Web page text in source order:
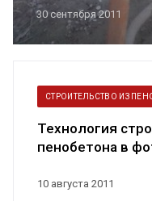
рассмотрим каждый
список всех
30 сентября 2011
10 августа 2011
СТРОИТЕЛЬСТВО ИЗ
Технология
пенобетона в